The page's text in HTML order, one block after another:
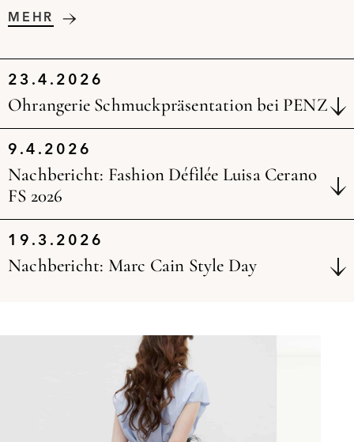
MEHR
23.4.2026
Ohrangerie Schmuckpräsentation bei PENZ
9.4.2026
Nachbericht: Fashion Défilée Luisa Cerano
FS 2026
19.3.2026
Nachbericht: Marc Cain Style Day